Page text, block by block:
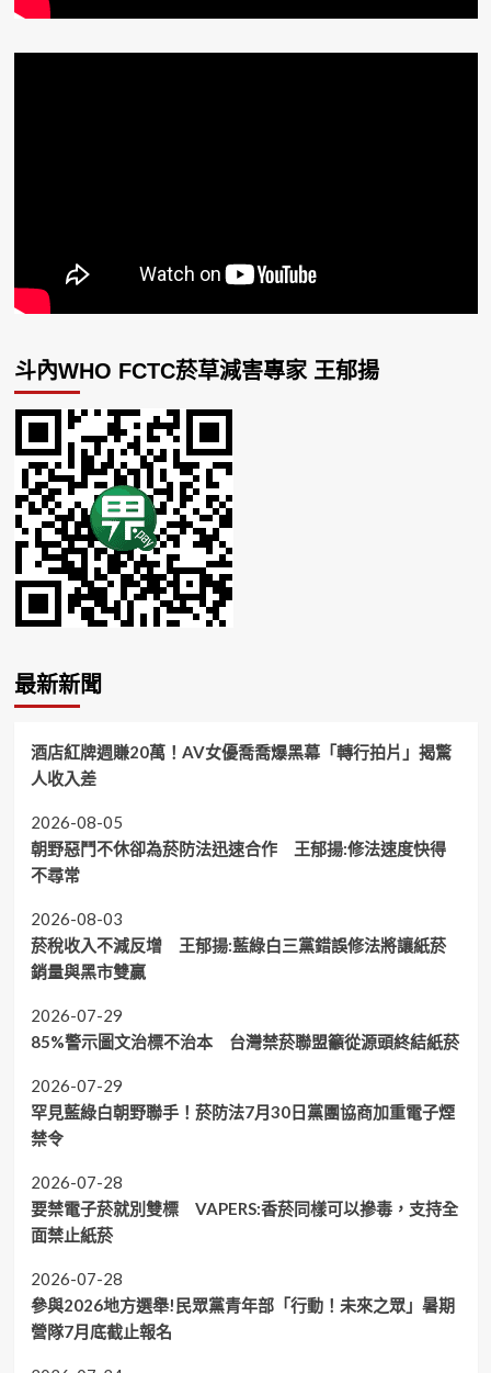
斗內WHO FCTC菸草減害專家 王郁揚
最新新聞
酒店紅牌週賺20萬！AV女優喬喬爆黑幕「轉行拍片」揭驚
人收入差
2026-08-05
朝野惡鬥不休卻為菸防法迅速合作 王郁揚:修法速度快得
不尋常
2026-08-03
菸稅收入不減反增 王郁揚:藍綠白三黨錯誤修法將讓紙菸
銷量與黑市雙贏
2026-07-29
85%警示圖文治標不治本 台灣禁菸聯盟籲從源頭終結紙菸
2026-07-29
罕見藍綠白朝野聯手！菸防法7月30日黨團協商加重電子煙
禁令
2026-07-28
要禁電子菸就別雙標 VAPERS:香菸同樣可以摻毒，支持全
面禁止紙菸
2026-07-28
參與2026地方選舉!民眾黨青年部「行動！未來之眾」暑期
營隊7月底截止報名